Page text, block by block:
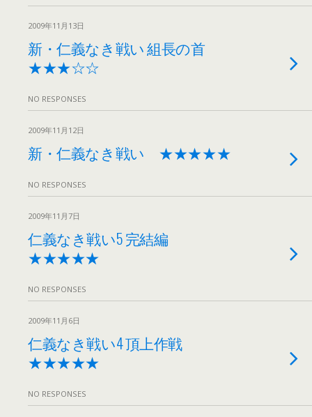
2009年11月13日
新・仁義なき戦い 組長の首
★★★☆☆
NO RESPONSES
2009年11月12日
新・仁義なき戦い ★★★★★
NO RESPONSES
2009年11月7日
仁義なき戦い5 完結編
★★★★★
NO RESPONSES
2009年11月6日
仁義なき戦い4 頂上作戦
★★★★★
NO RESPONSES